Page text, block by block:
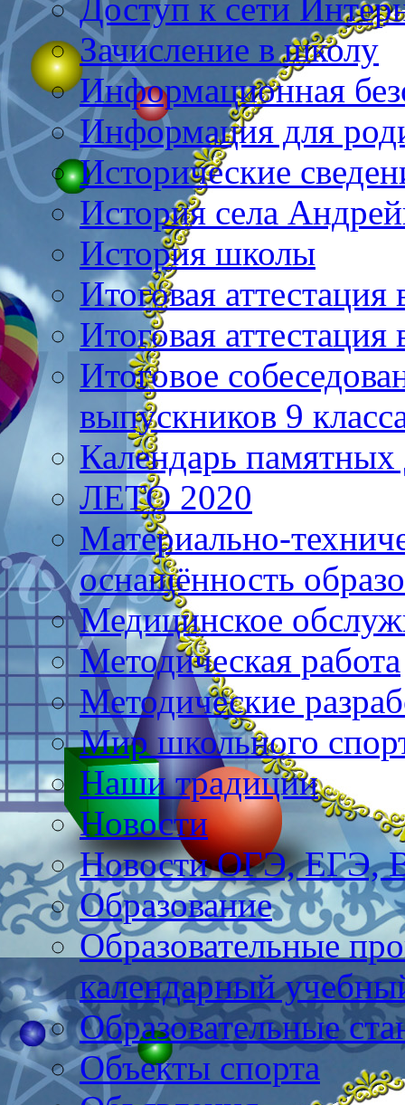
Доступ к сети
Зачисление в школу
Информационная
Информация для
Исторические
История села
История школы
Итоговая
Итоговая
Итоговое
выпускников 9
Календарь
ЛЕТО 2020
Материально-
оснащённость
Медицинское
Методическая работа
Методические
Мир школьного
Наши традиции
Новости
Новости ОГЭ,
Образование
Образовательные
календарный
Образовательные
Объекты спорта